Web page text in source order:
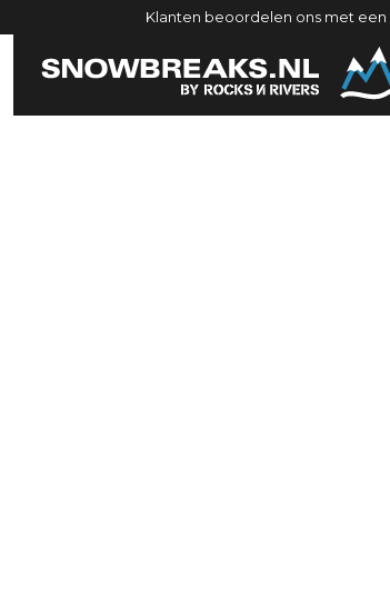
Klanten beoordelen ons met een